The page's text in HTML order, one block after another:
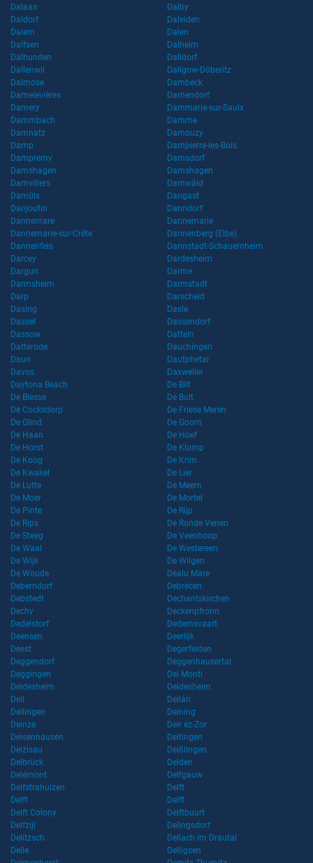
Dalaas
Dalby
Daldorf
Daleiden
Dalem
Dalen
Dalfsen
Dalheim
Dalhunden
Dalldorf
Dallenwil
Dallgow-Döberitz
Dalmose
Dambeck
Damelevières
Damendorf
Damery
Dammarie-sur-Saulx
Dammbach
Damme
Damnatz
Damouzy
Damp
Dampierre-les-Bois
Dampremy
Damsdorf
Damshagen
Damshagen
Damvillers
Damwâld
Damüls
Dangast
Danjoutin
Danndorf
Dannemare
Dannemarie
Dannemarie-sur-Crête
Dannenberg (Elbe)
Dannenfels
Dannstadt-Schauernheim
Darcey
Dardesheim
Dargun
Darme
Darmsheim
Darmstadt
Darp
Darscheid
Dasing
Dasle
Dassel
Dassendorf
Dassow
Datteln
Datterode
Dauchingen
Daun
Dautphetal
Davos
Daxweiler
Daytona Beach
De Bilt
De Blesse
De Bult
De Cocksdorp
De Friese Meren
De Glind
De Goorn
De Haan
De Hoef
De Horst
De Klomp
De Koog
De Krim
De Kwakel
De Lier
De Lutte
De Meern
De Moer
De Mortel
De Pinte
De Rijp
De Rips
De Ronde Venen
De Steeg
De Veenhoop
De Waal
De Westereen
De Wijk
De Wilgen
De Woude
Dealu Mare
Deberndorf
Debrecen
Debstedt
Dechantskirchen
Dechy
Deckenpfronn
Dedelstorf
Dedemsvaart
Deensen
Deerlijk
Deest
Degerfelden
Deggendorf
Deggenhausertal
Deggingen
Dei Monti
Deidesheim
Deidesheim
Deil
Deilán
Deilingen
Deining
Deinze
Deir ez-Zor
Deisenhausen
Deitingen
Deizisau
Deißlingen
Delbrück
Delden
Delémont
Delfgauw
Delfstrahuizen
Delft
Delft
Delft
Delft Colony
Delftbuurt
Delfzijl
Delingsdorf
Delitzsch
Dellach im Drautal
Delle
Delligsen